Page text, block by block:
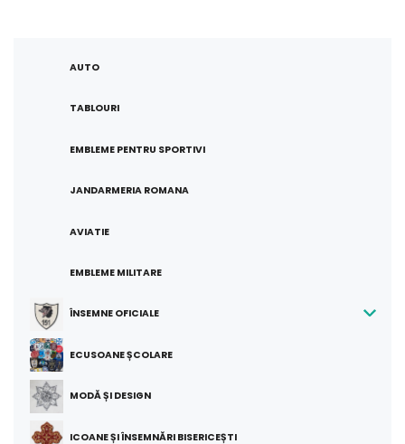
AUTO
TABLOURI
EMBLEME PENTRU SPORTIVI
JANDARMERIA ROMANA
AVIATIE
EMBLEME MILITARE
ÎNSEMNE OFICIALE
ECUSOANE ȘCOLARE
MODĂ ȘI DESIGN
ICOANE ȘI ÎNSEMNĂRI BISERICEȘTI